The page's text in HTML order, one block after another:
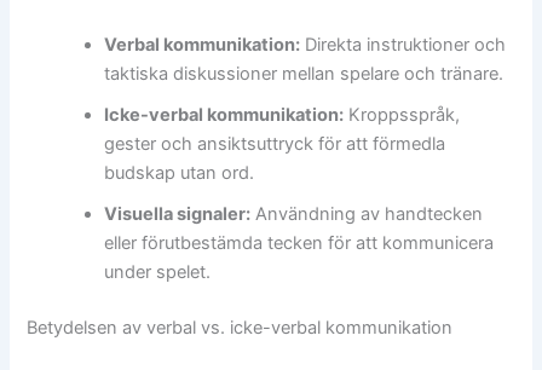
Verbal kommunikation: Direkta instruktioner och
taktiska diskussioner mellan spelare och tränare.
Icke-verbal kommunikation: Kroppsspråk,
gester och ansiktsuttryck för att förmedla
budskap utan ord.
Visuella signaler: Användning av handtecken
eller förutbestämda tecken för att kommunicera
under spelet.
Betydelsen av verbal vs. icke-verbal kommunikation